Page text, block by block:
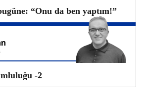
“Onu da ben yaptım!”
-2